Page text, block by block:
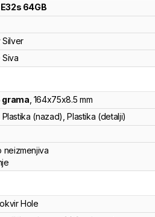
64GB
Silver
Siva
grama 164x75x8.5 mm
(nazad), Plastika (detalji)
neizmenjiva
, okvir Hole